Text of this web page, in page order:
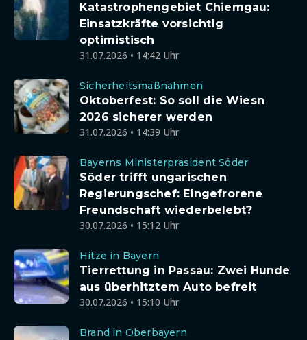
Katastrophengebiet Chiemgau:
Einsatzkräfte vorsichtig
optimistisch
31.07.2026 • 14:42 Uhr
Sicherheitsmaßnahmen
Oktoberfest: So soll die Wiesn
2026 sicherer werden
31.07.2026 • 14:39 Uhr
Bayerns Ministerpräsident Söder
Söder trifft ungarischen
Regierungschef: Eingefrorene
Freundschaft wiederbelebt?
30.07.2026 • 15:12 Uhr
Hitze in Bayern
Tierrettung in Passau: Zwei Hunde
aus überhitztem Auto befreit
30.07.2026 • 15:10 Uhr
Brand in Oberbayern